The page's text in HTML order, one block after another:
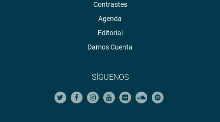
Contrastes
Agenda
Editorial
Damos Cuenta
SÍGUENOS